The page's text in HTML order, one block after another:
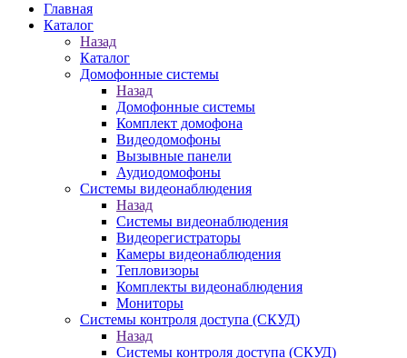
Главная
Каталог
Назад
Каталог
Домофонные системы
Назад
Домофонные системы
Комплект домофона
Видеодомофоны
Вызывные панели
Аудиодомофоны
Системы видеонаблюдения
Назад
Системы видеонаблюдения
Видеорегистраторы
Камеры видеонаблюдения
Тепловизоры
Комплекты видеонаблюдения
Мониторы
Системы контроля доступа (СКУД)
Назад
Системы контроля доступа (СКУД)